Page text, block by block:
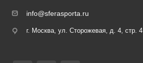
info@sferasporta.ru
г. Москва, ул. Сторожевая, д. 4, стр. 4